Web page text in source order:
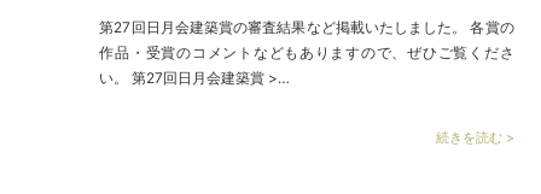
第27回日月会建築賞の審査結果など掲載いたしました。 各賞の
作品・受賞のコメントなどもありますので、ぜひご覧くださ
い。 第27回日月会建築賞 >…
続きを読む >